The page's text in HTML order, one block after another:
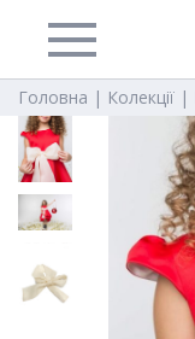
Головна | Колекції |